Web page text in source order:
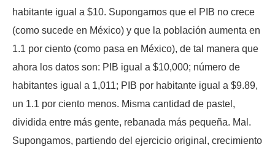
habitante igual a $10. Supongamos que el PIB no crece
(como sucede en México) y que la población aumenta en
1.1 por ciento (como pasa en México), de tal manera que
ahora los datos son: PIB igual a $10,000; número de
habitantes igual a 1,011; PIB por habitante igual a $9.89,
un 1.1 por ciento menos. Misma cantidad de pastel,
dividida entre más gente, rebanada más pequeña. Mal.
Supongamos, partiendo del ejercicio original, crecimiento